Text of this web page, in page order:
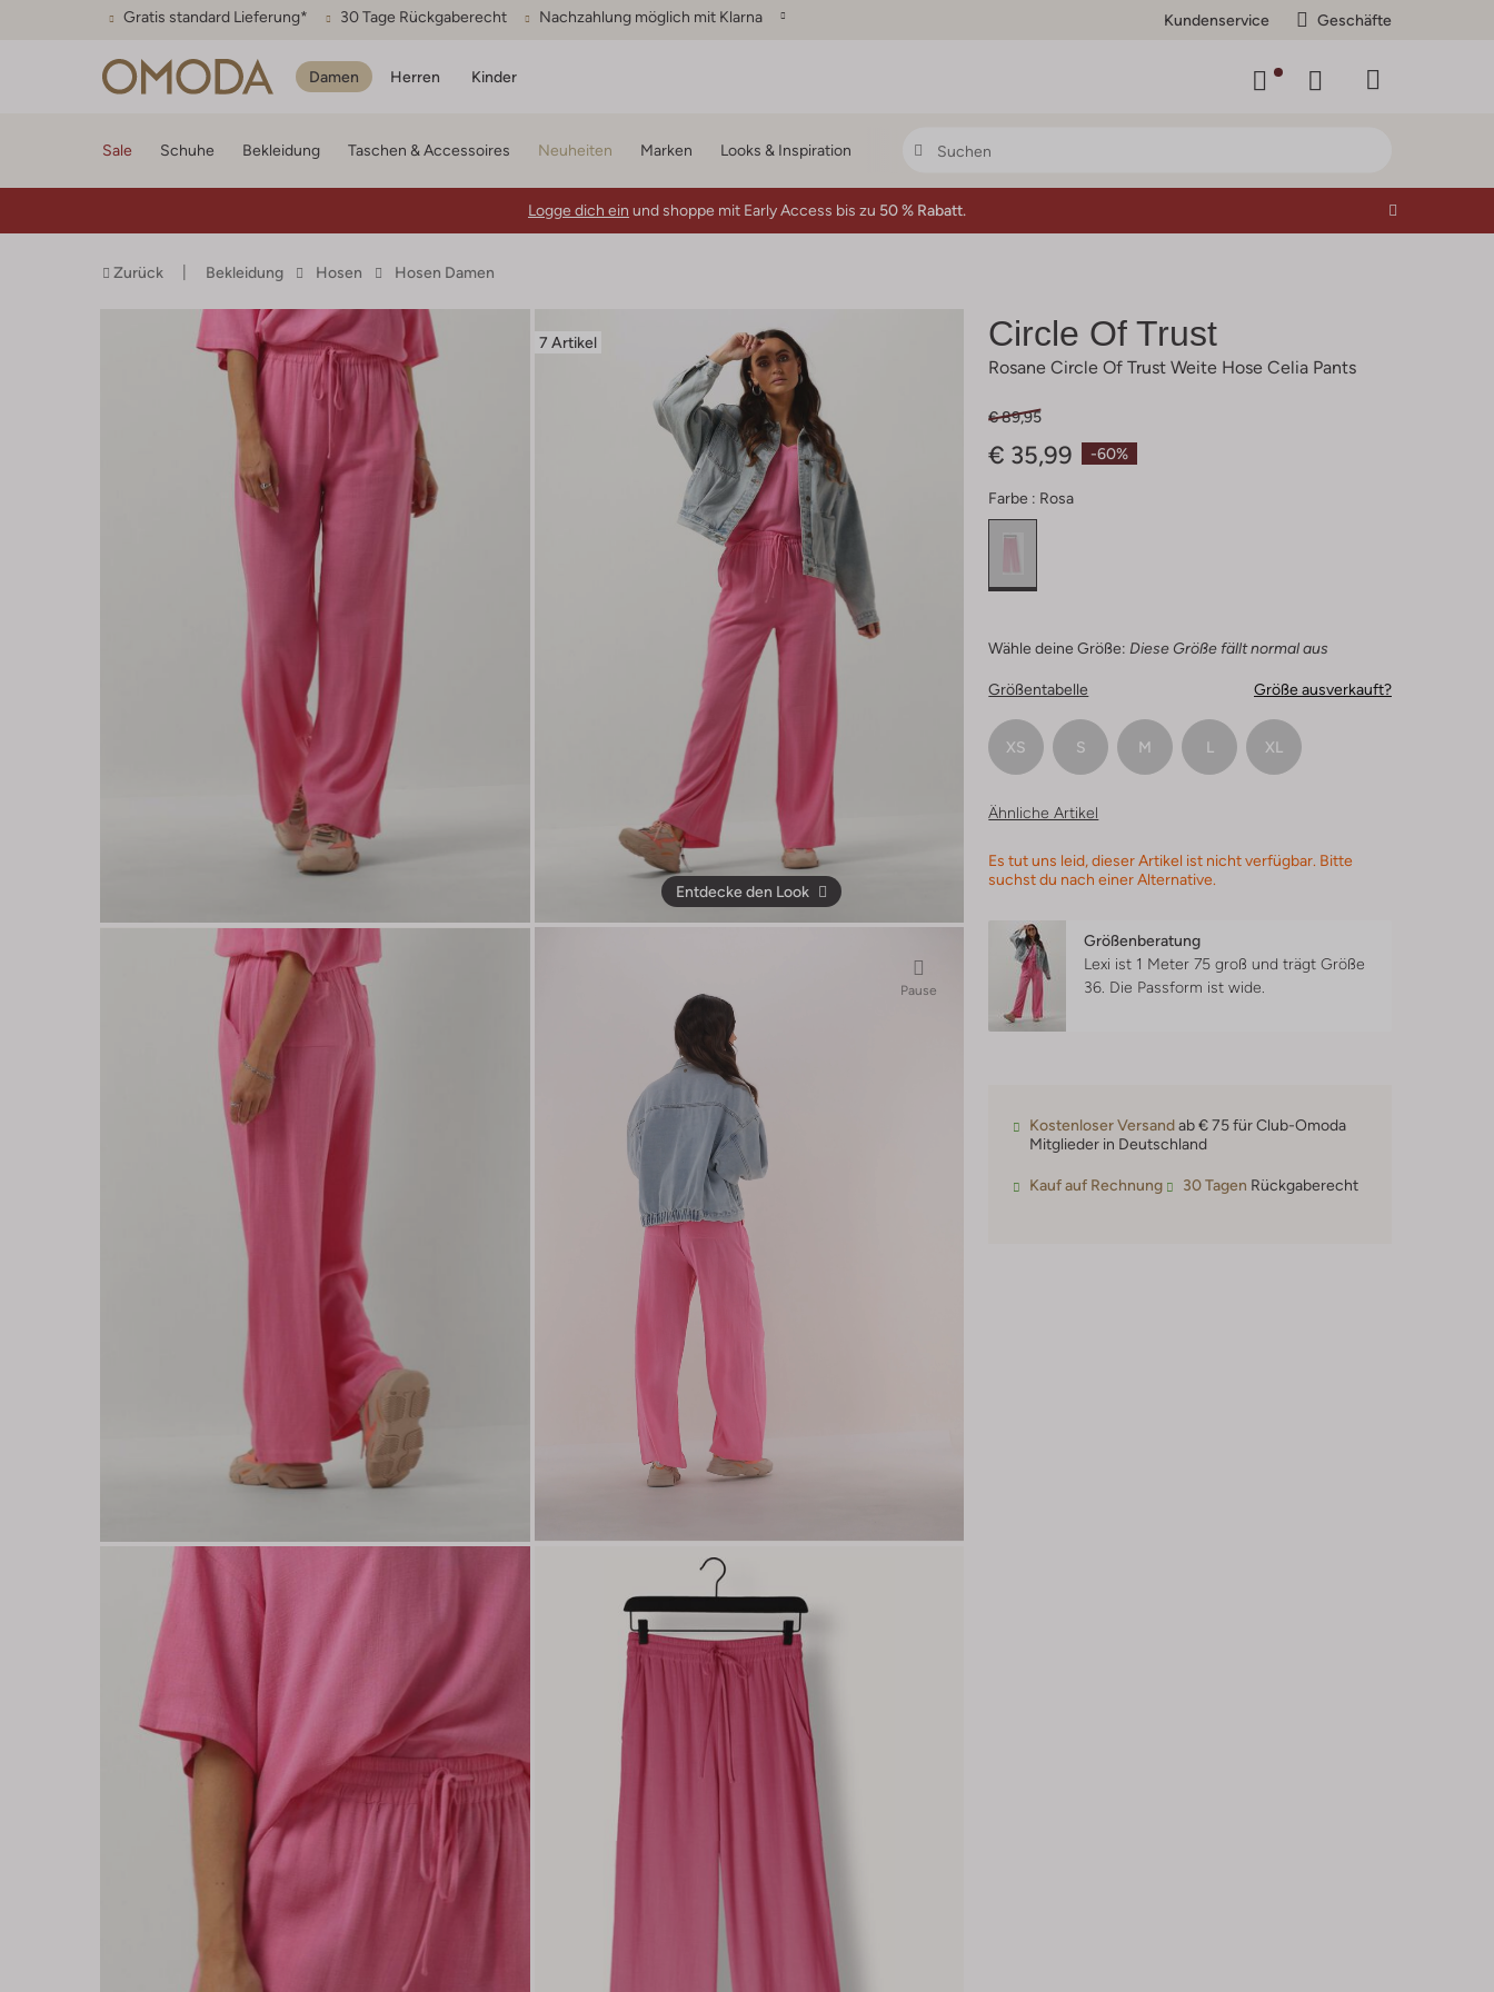
Gratis standard Lieferung* 30 Tage Rückgaberecht Nachzahlung möglich mit Klarna Kundenservice Geschäfte
Damen Herren Kinder
Sale Schuhe Bekleidung Taschen & Accessoires Neuheiten Marken Looks & Inspiration
Logge dich ein und shoppe mit Early Access bis zu 50 % Rabatt.
Zurück Bekleidung Hosen Hosen Damen
7 Artikel
Entdecke den Look
Pause
Circle Of Trust
Rosane Circle Of Trust Weite Hose Celia Pants
-60%
€ 89,95
€ 35,99
Farbe : Rosa
Wähle deine Größe: Diese Größe fällt normal aus
Größentabelle Größe ausverkauft?
XS S M L XL
Ähnliche Artikel
Es tut uns leid, dieser Artikel ist nicht verfügbar. Bitte
suchst du nach einer Alternative.
Größenberatung
Lexi ist 1 Meter 75 groß und trägt Größe
36. Die Passform istwide
Kostenloser Versandab € 75 für Club-Omoda
Mitglieder in Deutschland
Kauf auf Rechnung 30 Tagen Rückgaberecht